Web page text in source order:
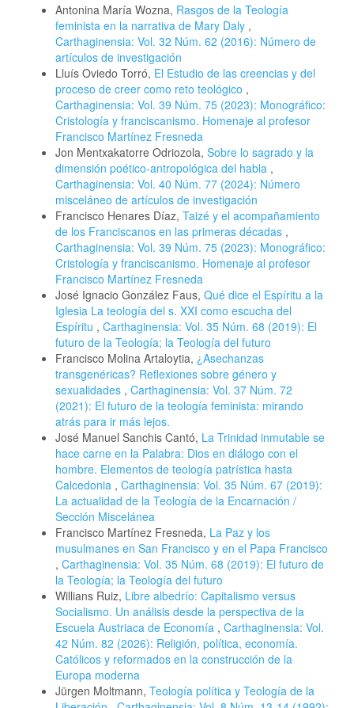
Antonina María Wozna, Rasgos de la Teología
feminista en la narrativa de Mary Daly ,
Carthaginensia: Vol. 32 Núm. 62 (2016): Número de
artículos de investigación
Lluís Oviedo Torró, El Estudio de las creencias y del
proceso de creer como reto teológico ,
Carthaginensia: Vol. 39 Núm. 75 (2023): Monográfico:
Cristología y franciscanismo. Homenaje al profesor
Francisco Martínez Fresneda
Jon Mentxakatorre Odriozola, Sobre lo sagrado y la
dimensión poético-antropológica del habla ,
Carthaginensia: Vol. 40 Núm. 77 (2024): Número
misceláneo de artículos de investigación
Francisco Henares Díaz, Taizé y el acompañamiento
de los Franciscanos en las primeras décadas ,
Carthaginensia: Vol. 39 Núm. 75 (2023): Monográfico:
Cristología y franciscanismo. Homenaje al profesor
Francisco Martínez Fresneda
José Ignacio González Faus, Qué dice el Espíritu a la
Iglesia La teología del s. XXI como escucha del
Espíritu , Carthaginensia: Vol. 35 Núm. 68 (2019): El
futuro de la Teología; la Teología del futuro
Francisco Molina Artaloytia, ¿Asechanzas
transgenéricas? Reflexiones sobre género y
sexualidades , Carthaginensia: Vol. 37 Núm. 72
(2021): El futuro de la teología feminista: mirando
atrás para ir más lejos.
José Manuel Sanchis Cantó, La Trinidad inmutable se
hace carne en la Palabra: Dios en diálogo con el
hombre. Elementos de teología patrística hasta
Calcedonia , Carthaginensia: Vol. 35 Núm. 67 (2019):
La actualidad de la Teología de la Encarnación /
Sección Miscelánea
Francisco Martínez Fresneda, La Paz y los
musulmanes en San Francisco y en el Papa Francisco
, Carthaginensia: Vol. 35 Núm. 68 (2019): El futuro de
la Teología; la Teología del futuro
Willians Ruiz, Libre albedrío: Capitalismo versus
Socialismo. Un análisis desde la perspectiva de la
Escuela Austriaca de Economía , Carthaginensia: Vol.
42 Núm. 82 (2026): Religión, política, economía.
Católicos y reformados en la construcción de la
Europa moderna
Jürgen Moltmann, Teología política y Teología de la